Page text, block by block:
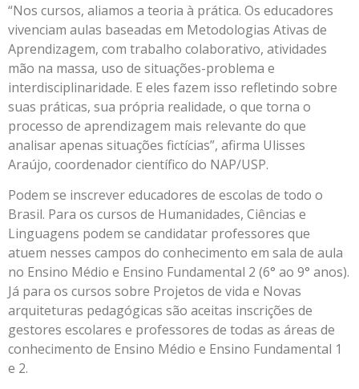
“Nos cursos, aliamos a teoria à prática. Os educadores
vivenciam aulas baseadas em Metodologias Ativas de
Aprendizagem, com trabalho colaborativo, atividades
mão na massa, uso de situações-problema e
interdisciplinaridade. E eles fazem isso refletindo sobre
suas práticas, sua própria realidade, o que torna o
processo de aprendizagem mais relevante do que
analisar apenas situações fictícias”, afirma Ulisses
Araújo, coordenador científico do NAP/USP.
Podem se inscrever educadores de escolas de todo o
Brasil. Para os cursos de Humanidades, Ciências e
Linguagens podem se candidatar professores que
atuem nesses campos do conhecimento em sala de aula
no Ensino Médio e Ensino Fundamental 2 (6° ao 9° anos).
Já para os cursos sobre Projetos de vida e Novas
arquiteturas pedagógicas são aceitas inscrições de
gestores escolares e professores de todas as áreas de
conhecimento de Ensino Médio e Ensino Fundamental 1
e 2.